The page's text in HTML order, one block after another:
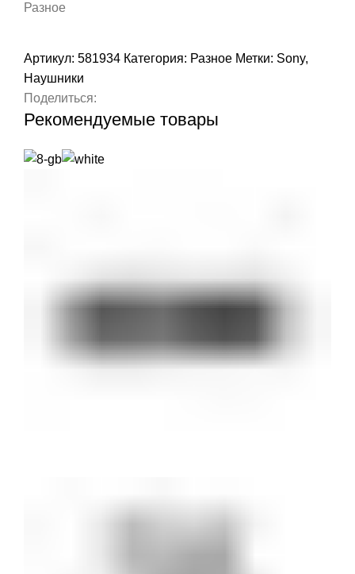
Разное
Артикул: 581934 Категория: Разное Метки: Sony,
Наушники
Поделиться:
Рекомендуемые товары